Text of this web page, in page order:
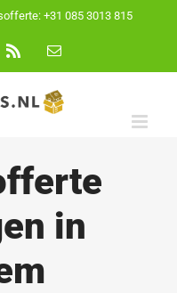
+31 085 3013 815
E-
in